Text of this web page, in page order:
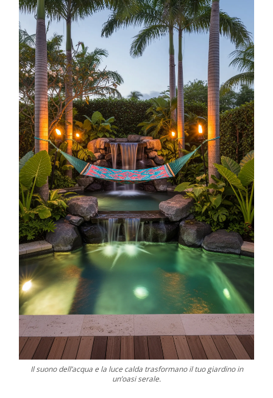
Il suono dell’acqua e la luce calda trasformano il tuo giardino in
un’oasi serale.